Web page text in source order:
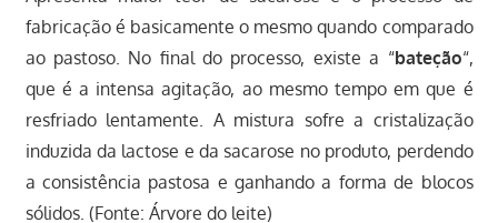
fabricação é basicamente o mesmo quando comparado
ao pastoso. No final do processo, existe a “bateção“,
que é a intensa agitação, ao mesmo tempo em que é
resfriado lentamente. A mistura sofre a cristalização
induzida da lactose e da sacarose no produto, perdendo
a consistência pastosa e ganhando a forma de blocos
sólidos. (Fonte: Árvore do leite)